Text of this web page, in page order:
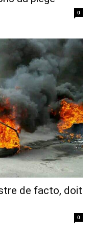
0
de facto, doit
0